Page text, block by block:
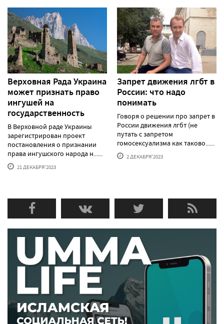
Верховная Рада Украина
может признать право
ингушей на
государственность
В Верховной раде Украины
зарегистрирован проект
постановления о признании
права ингушского народа н......
21 ДЕКАБРЯ'2023
Запрет движения лгбт в
России: что надо
понимать
Говоря о решении про запрет в
России движения лгбт (не
путать с запретом
гомосексуализма как таково......
2 ДЕКАБРЯ'2023